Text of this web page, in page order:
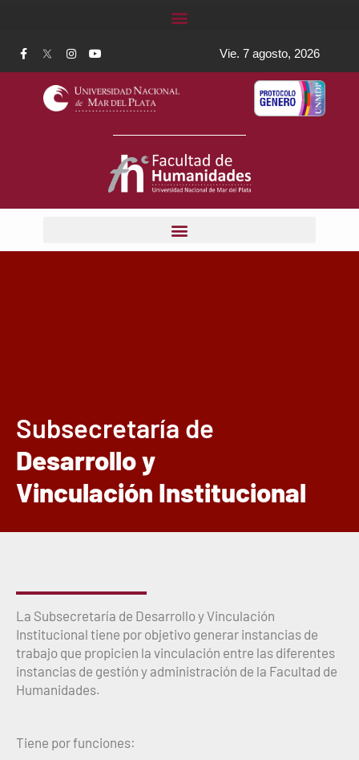
Vie. 7 agosto, 2026
Subsecretaría de
Desarrollo y
Vinculación Institucional
La Subsecretaría de Desarrollo y Vinculación
Institucional tiene por objetivo generar instancias de
trabajo que propicien la vinculación entre las diferentes
instancias de gestión y administración de la Facultad de
Humanidades.
Tiene por funciones: